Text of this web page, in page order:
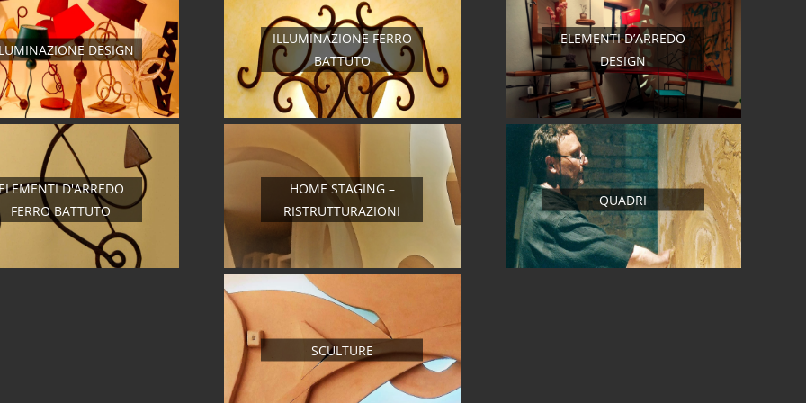
DESIGN
D'ARREDO
FERRO BATTUTO
ILLUMINAZIONE FERRO
BATTUTO
HOME STAGING –
RISTRUTTURAZIONI
SCULTURE
ELEMENTI D’ARREDO
DESIGN
QUADRI